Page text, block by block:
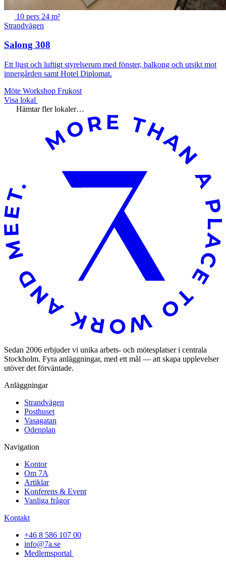
10 pers 24 m²
Strandvägen
Salong 308
Ett ljust och luftigt styrelserum med fönster, balkong och utsikt mot
innergården samt Hotel Diplomat.
Möte Workshop Frukost
Visa lokal
Hämtar fler lokaler…
Sedan 2006 erbjuder vi unika arbets- och mötesplatser i centrala
Stockholm. Fyra anläggningar, med ett mål — att skapa upplevelser
utöver det förväntade.
Anläggningar
Strandvägen
Posthuset
Vasagatan
Odenplan
Navigation
Kontor
Om 7A
Artiklar
Konferens & Event
Vanliga frågor
Kontakt
+46 8 586 107 00
info@7a.se
Medlemsportal